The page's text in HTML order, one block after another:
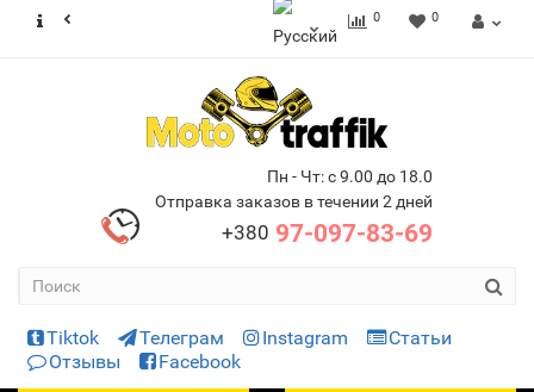
0 0
Пн - Чт: с 9.00 до 18.0
Отправка заказов в течении 2 дней
+380 97-097-83-69
Tiktok Телеграм Instagram
Статьи
Отзывы
Facebook